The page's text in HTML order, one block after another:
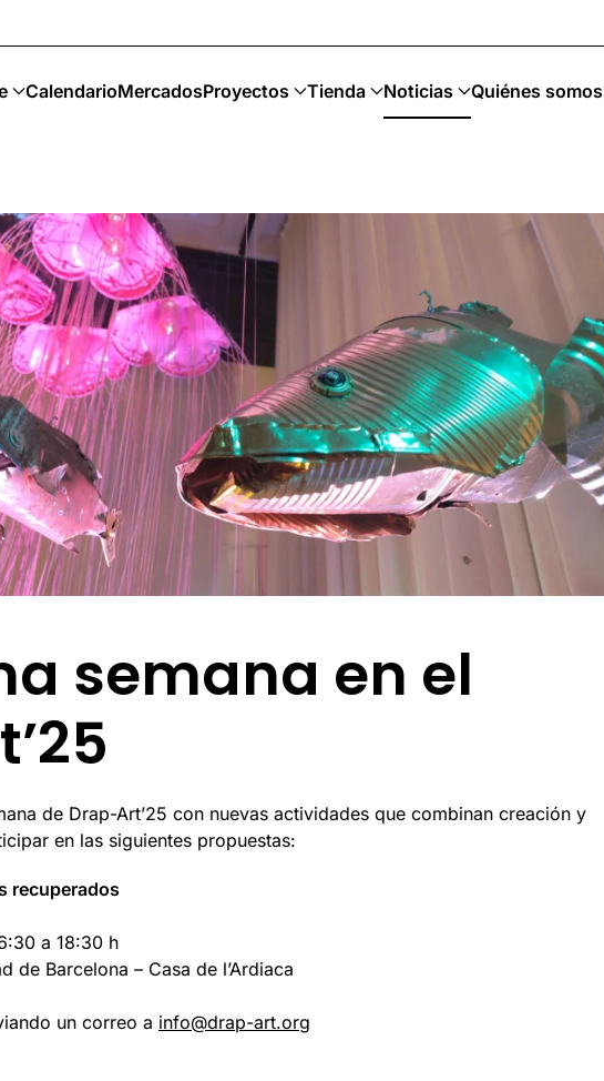
CalendarioMercadosProyectos Tienda Noticias Quiénes somos
semana en el
de Drap-Art’25 con nuevas actividades que combinan creación y
en las siguientes propuestas:
recuperados
a 18:30 h
de Barcelona – Casa de l’Ardiaca
un correo a info@drap-art.org